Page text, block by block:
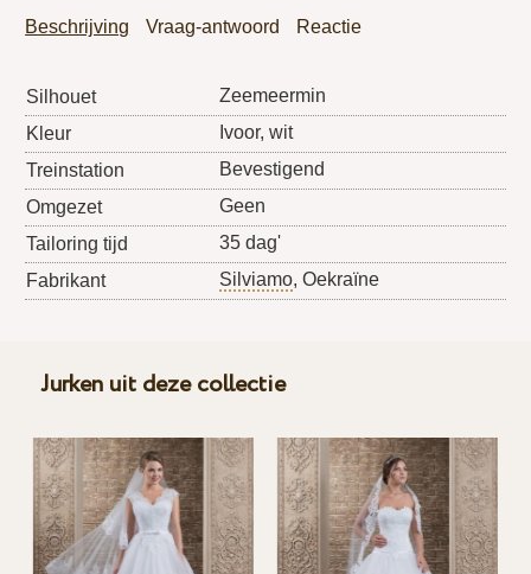
Beschrijving Vraag-antwoord Reactie
Silhouet
Zeemeermin
Kleur
Ivoor, wit
Treinstation
Bevestigend
Omgezet
Geen
Tailoring tijd
35 dag'
Fabrikant
Silviamo, Oekraïne
Jurken uit deze collectie